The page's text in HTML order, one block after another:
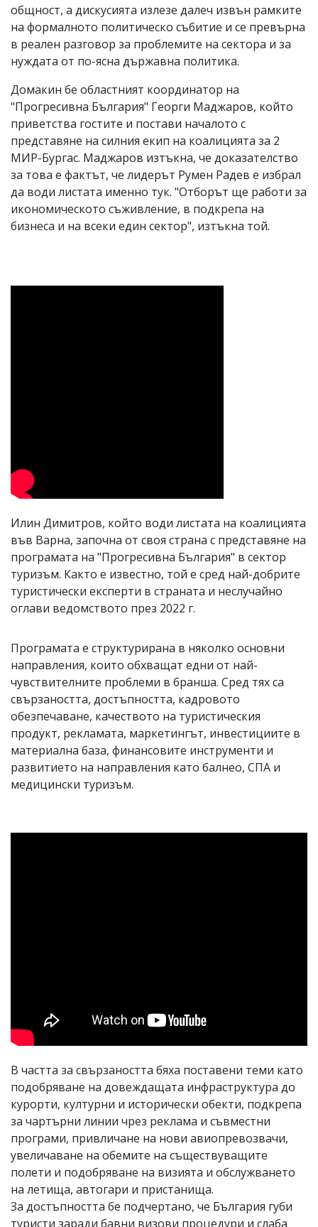
общност, а дискусията излезе далеч извън рамките
на формалното политическо събитие и се превърна
в реален разговор за проблемите на сектора и за
нуждата от по-ясна държавна политика.
Домакин бе областният координатор на
"Прогресивна България" Георги Маджаров, който
приветства гостите и постави началото с
представяне на силния екип на коалицията за 2
МИР-Бургас. Маджаров изтъкна, че доказателство
за това е фактът, че лидерът Румен Радев е избрал
да води листата именно тук. "Отборът ще работи за
икономическото съживление, в подкрепа на
бизнеса и на всеки един сектор", изтъкна той.
Илин Димитров, който води листата на коалицията
във Варна, започна от своя страна с представяне на
програмата на "Прогресивна България" в сектор
туризъм. Както е известно, той е сред най-добрите
туристически експерти в страната и неслучайно
оглави ведомството през 2022 г.
Програмата е структурирана в няколко основни
направления, които обхващат едни от най-
чувствителните проблеми в бранша. Сред тях са
свързаността, достъпността, кадровото
обезпечаване, качеството на туристическия
продукт, рекламата, маркетингът, инвестициите в
материална база, финансовите инструменти и
развитието на направления като балнео, СПА и
медицински туризъм.
В частта за свързаността бяха поставени теми като
подобряване на довеждащата инфраструктура до
курорти, културни и исторически обекти, подкрепа
за чартърни линии чрез реклама и съвместни
програми, привличане на нови авиопревозвачи,
увеличаване на обемите на съществуващите
полети и подобряване на визията и обслужването
на летища, автогари и пристанища.
За достъпността бе подчертано, че България губи
туристи заради бавни визови процедури и слаба